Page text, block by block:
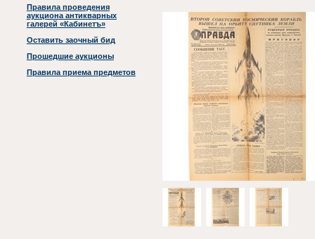
Правила проведения
аукциона антикварных
галерей «Кабинетъ»
Оставить заочный бид
Прошедшие аукционы
Правила приема предметов